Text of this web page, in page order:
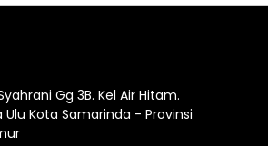
Gg 3B. Kel Air Hitam.
Ulu Kota Samarinda - Provinsi